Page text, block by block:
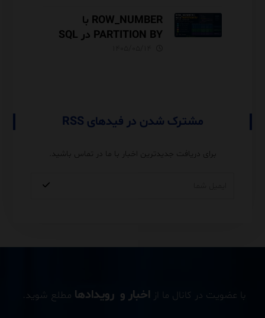
ROW_NUMBER با
PARTITION BY در SQL
مشترک شدن در فیدهای RSS
برای دریافت جدیدترین اخبار با ما در تماس باشید.
با عضویت در کانال ما از اخبار و رویدادها مطلع شوید.